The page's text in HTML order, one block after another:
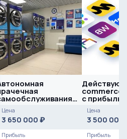
на Юге города
Цена
3 650 000 ₽
Прибыль
с
рублей.
Цена
3 500 000
Прибыль